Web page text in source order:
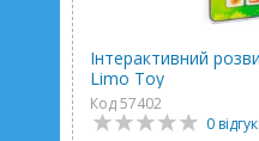
Інтерактивний
Limo Toy
Код 57402
0